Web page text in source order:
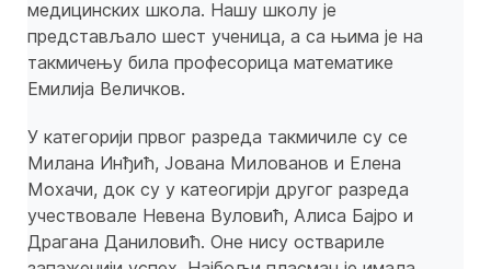
медицинских школа. Нашу школу је
представљало шест ученица, а са њима је на
такмичењу била професорица математике
Емилија Величков.
У категорији првог разреда такмичиле су се
Милана Инђић, Јована Милованов и Елена
Мохачи, док су у катеогирји другог разреда
учествовале Невена Вуловић, Алиса Бајро и
Драгана Даниловић. Оне нису оствариле